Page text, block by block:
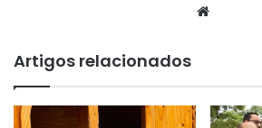
Website
Artigos relacionados